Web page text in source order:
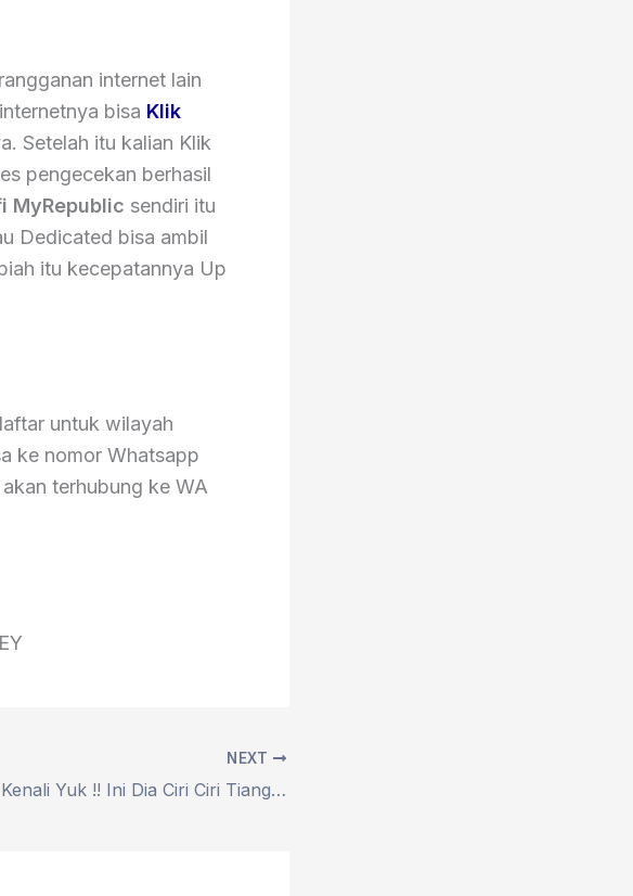
internet lain
bisa Klik
Setelah itu kalian Klik
pengecekan berhasil
MyRepublic sendiri itu
Dedicated bisa ambil
itu kecepatannya Up
untuk wilayah
ke nomor Whatsapp
terhubung ke WA
NEXT
Kenali Yuk !! Ini Dia Ciri Ciri Tiang Iforte Terbaru 2025 – Nomor Whatsapp 0838-7275-6752